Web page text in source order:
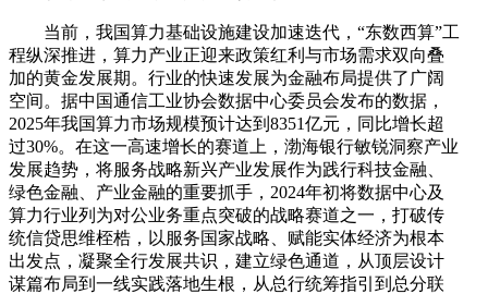
当前，我国算力基础设施建设加速迭代，“东数西算”工
程纵深推进，算力产业正迎来政策红利与市场需求双向叠
加的黄金发展期。行业的快速发展为金融布局提供了广阔
空间。据中国通信工业协会数据中心委员会发布的数据，
2025年我国算力市场规模预计达到8351亿元，同比增长超
过30%。在这一高速增长的赛道上，渤海银行敏锐洞察产业
发展趋势，将服务战略新兴产业发展作为践行科技金融、
绿色金融、产业金融的重要抓手，2024年初将数据中心及
算力行业列为对公业务重点突破的战略赛道之一，打破传
统信贷思维桎梏，以服务国家战略、赋能实体经济为根本
出发点，凝聚全行发展共识，建立绿色通道，从顶层设计
谋篇布局到一线实践落地生根，从总行统筹指引到总分联